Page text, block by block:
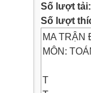
Số lượt tải:
Số lượt
MA TRẬN
MÔN:
T